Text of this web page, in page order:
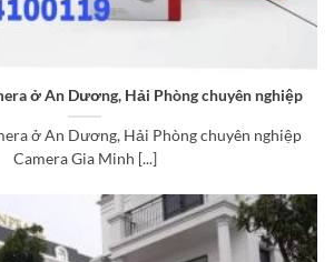
ở An Dương, Hải Phòng chuyên nghiệp
ở An Dương, Hải Phòng chuyên nghiệp
Camera Gia Minh [...]